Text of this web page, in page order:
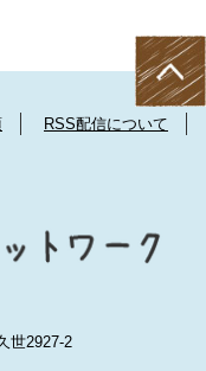
RSS配信について
世2927-2